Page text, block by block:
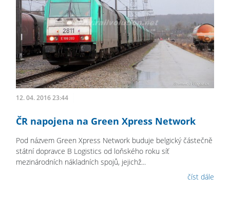
12. 04. 2016 23:44
ČR napojena na Green Xpress Network
Pod názvem Green Xpress Network buduje belgický částečně
státní dopravce B Logistics od loňského roku síť
mezinárodních nákladních spojů, jejichž...
číst dále